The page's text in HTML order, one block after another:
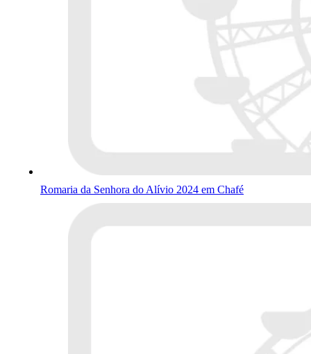
Romaria da Senhora do Alívio 2024 em Chafé